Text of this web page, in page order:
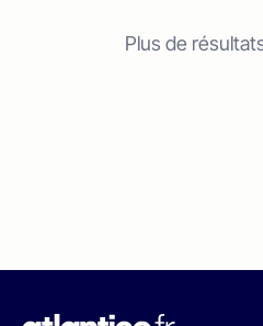
Plus de